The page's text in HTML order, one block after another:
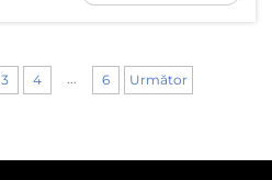
cadrul
sectorului de
3 4 ... 6 Următor